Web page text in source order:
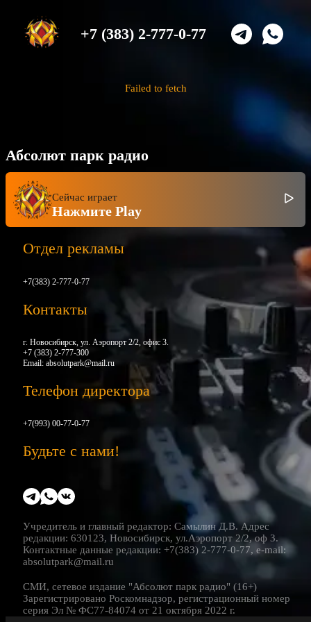
+7 (383) 2-777-0-77
Failed to fetch
Абсолют парк радио
Сейчас играет
Нажмите Play
Отдел рекламы
+7(383) 2-777-0-77
Контакты
г. Новосибирск, ул. Аэропорт 2/2, офис 3.
+7 (383) 2-777-300
Email: absolutpark@mail.ru
Телефон директора
+7(993) 00-77-0-77
Будьте с нами!
Учредитель и главный редактор: Самылин Д.В. Адрес
редакции: 630123, Новосибирск, ул.Аэропорт 2/2, оф 3.
Контактные данные редакции: +7(383) 2-777-0-77, e-mail:
absolutpark@mail.ru
СМИ, сетевое издание "Абсолют парк радио" (16+)
Зарегистрировано Роскомнадзор, регистрационный номер
серия Эл № ФС77-84074 от 21 октября 2022 г.